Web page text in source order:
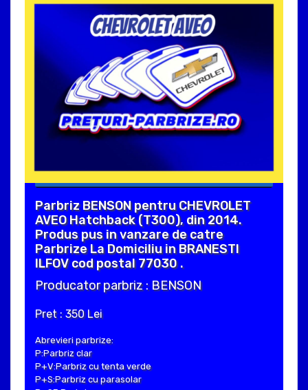
Parbriz BENSON pentru CHEVROLET
AVEO Hatchback (T300), din 2014.
Produs pus in vanzare de catre
Parbrize La Domiciliu in BRANESTI
ILFOV cod postal 77030 .
Producator parbriz : BENSON
Pret : 350 Lei
Abrevieri parbrize:
P:Parbriz clar
P+V:Parbriz cu tenta verde
P+S:Parbriz cu parasolar